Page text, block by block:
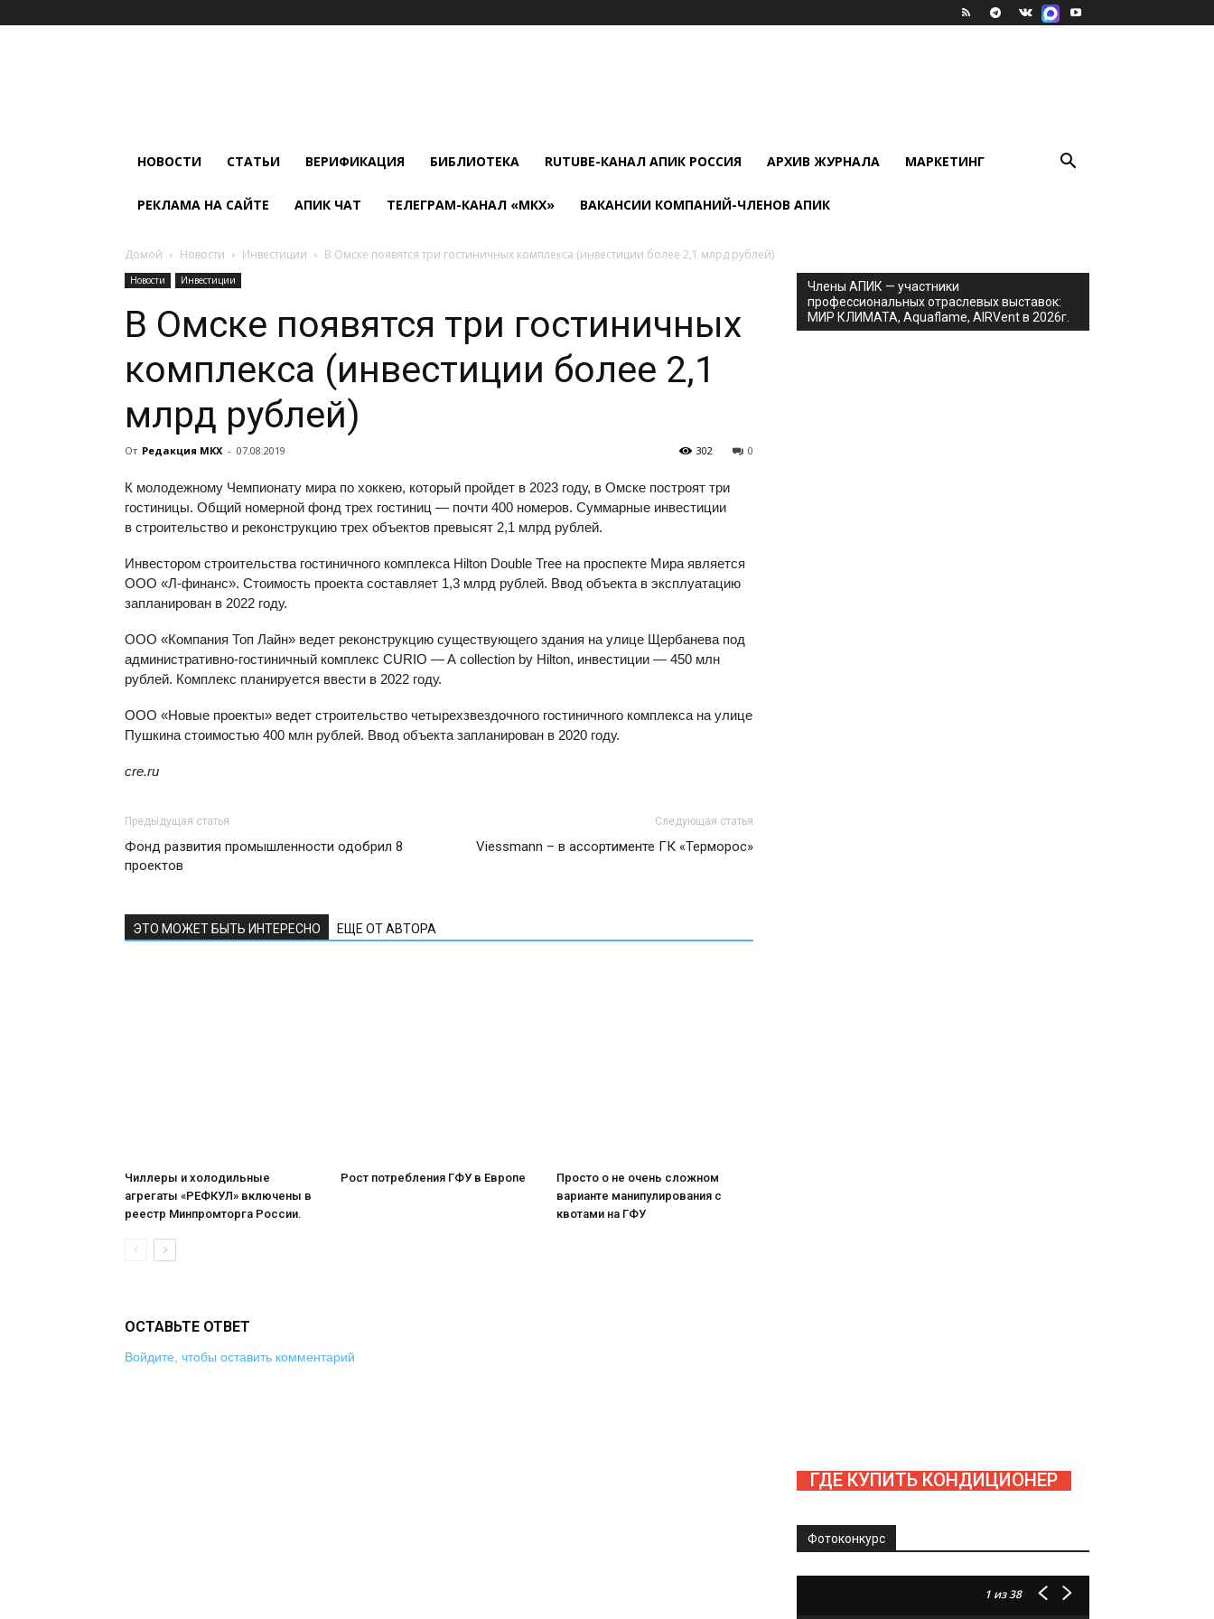
НОВОСТИ СТАТЬИ ВЕРИФИКАЦИЯ БИБЛИОТЕКА RUTUBE-КАНАЛ АПИК РОССИЯ АРХИВ ЖУРНАЛА МАРКЕТИНГ
РЕКЛАМА НА САЙТЕ АПИК ЧАТ ТЕЛЕГРАМ-КАНАЛ «МКХ» ВАКАНСИИ КОМПАНИЙ-ЧЛЕНОВ АПИК
Домой Новости Инвестиции В Омске появятся три гостиничных комплекса (инвестиции более 2,1 млрд рублей)
Новости Инвестиции
В Омске появятся три гостиничных
комплекса (инвестиции более 2,1
млрд рублей)
От Редакция МКХ - 07.08.2019 0
302
К молодежному Чемпионату мира по хоккею, который пройдет в 2023 году, в Омске построят три
гостиницы. Общий номерной фонд трех гостиниц — почти 400 номеров. Суммарные инвестиции
в строительство и реконструкцию трех объектов превысят 2,1 млрд рублей.
Инвестором строительства гостиничного комплекса Hilton Double Tree на проспекте Мира является
ООО «Л-финанс». Стоимость проекта составляет 1,3 млрд рублей. Ввод объекта в эксплуатацию
запланирован в 2022 году.
ООО «Компания Топ Лайн» ведет реконструкцию существующего здания на улице Щербанева под
административно-гостиничный комплекс CURIO — A collection by Hilton, инвестиции — 450 млн
рублей. Комплекс планируется ввести в 2022 году.
ООО «Новые проекты» ведет строительство четырехзвездочного гостиничного комплекса на улице
Пушкина стоимостью 400 млн рублей. Ввод объекта запланирован в 2020 году.
cre.ru
Предыдущая статья
Фонд развития промышленности одобрил 8
проектов
Следующая статья
Viessmann – в ассортименте ГК «Терморос»
ЭТО МОЖЕТ БЫТЬ ИНТЕРЕСНО ЕЩЕ ОТ АВТОРА
Чиллеры и холодильные
агрегаты «РЕФКУЛ» включены в
реестр Минпромторга России.
Рост потребления ГФУ в Европе
Просто о не очень сложном
варианте манипулирования с
квотами на ГФУ
ОСТАВЬТЕ ОТВЕТ
Войдите, чтобы оставить комментарий
Члены АПИК — участники
профессиональных отраслевых выставок:
МИР КЛИМАТА, Aquaflame, AIRVent в 2026г.
ГДЕ КУПИТЬ КОНДИЦИОНЕР
Фотоконкурс
1 из 38